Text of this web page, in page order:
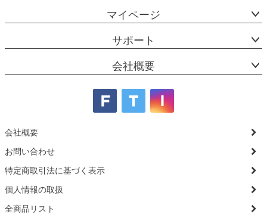
マイページ
サポート
会社概要
会社概要
お問い合わせ
特定商取引法に基づく表示
個人情報の取扱
全商品リスト